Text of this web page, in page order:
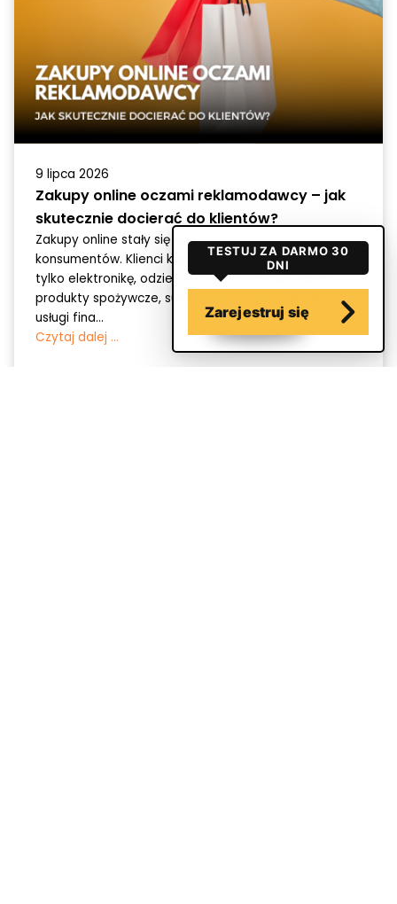
9 lipca 2026
Zakupy online oczami reklamodawcy – jak
skutecznie docierać do klientów?
Zakupy online stały się naturalną częścią codzienności
konsumentów. Klienci kupują dziś w internecie nie
tylko elektronikę, odzież czy kosmetyki, ale także
produkty spożywcze, suplementy, wyposażenie domu,
usługi fina...
Czytaj dalej ...
TESTUJ ZA DARMO 30
DNI
Zarejestruj się